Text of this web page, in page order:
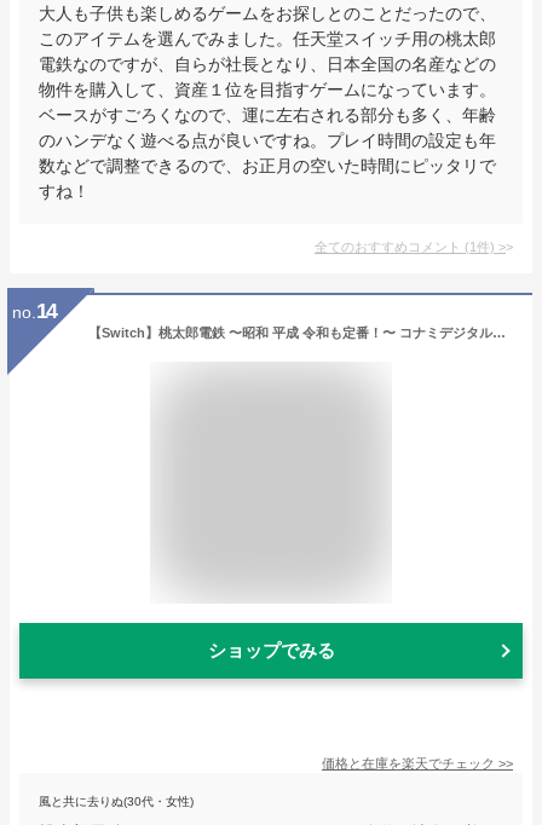
大人も子供も楽しめるゲームをお探しとのことだったので、
このアイテムを選んでみました。任天堂スイッチ用の桃太郎
電鉄なのですが、自らが社長となり、日本全国の名産などの
物件を購入して、資産１位を目指すゲームになっています。
ベースがすごろくなので、運に左右される部分も多く、年齢
のハンデなく遊べる点が良いですね。プレイ時間の設定も年
数などで調整できるので、お正月の空いた時間にピッタリで
すね！
全てのおすすめコメント (1件) >
no. 14
【Switch】桃太郎電鉄 〜昭和 平成 令和も定番！〜 コナミデジタルエンタテインメント [HAC-P-ATKTA NSW モモタロウデンテツ]
ショップでみる
価格と在庫を楽天でチェック >>
風と共に去りぬ(30代・女性)